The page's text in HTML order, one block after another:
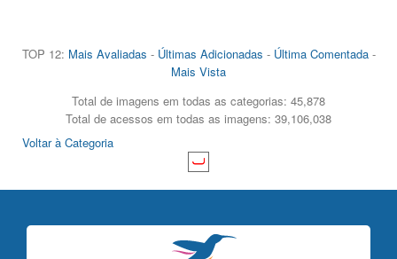
TOP 12: Mais Avaliadas - Últimas Adicionadas - Última Comentada-
Mais Vista
Total de imagens em todas as categorias: 45,878
Total de acessos em todas as imagens: 39,106,038
Voltar à Categoria